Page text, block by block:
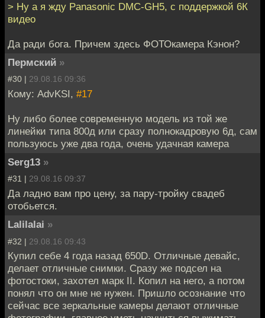
> Ну а я жду Panasonic DMC-GH5, с поддержкой 6К
видео
Да ради бога. Причем здесь ФОТОкамера Кэнон?
Пермский »
#30 | 29.08.16 09:36
Кому: AdvKSI, #17
Ну либо более современную модель из той же
линейки типа 800д или сразу полнокадровую 6д, сам
пользуюсь уже два года, очень удачная камера
Serg13 »
#31 | 29.08.16 09:37
Да ладно вам про цену, за пару-тройку свадеб
отобьется.
Lalilalai »
#32 | 29.08.16 09:43
Купил себе 4 года назад 650D. Отличные девайс,
делает отличные снимки. Сразу же подсел на
фотостоки, захотел марк II. Копил на него, а потом
понял что он мне не нужен. Пришло осознание что
сейчас все зеркальные камеры делают отличные